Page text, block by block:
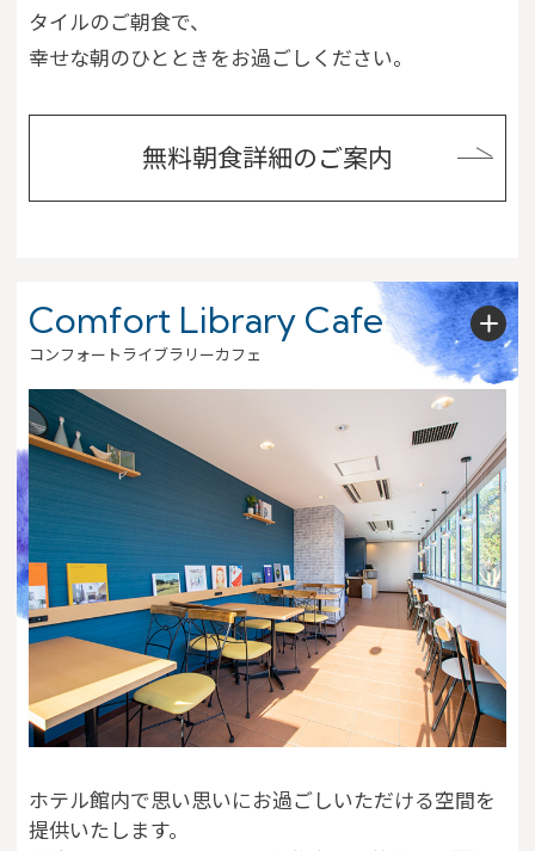
タイルのご朝食で、
幸せな朝のひとときをお過ごしください。
無料朝食詳細のご案内
Comfort Library Cafe
コンフォートライブラリーカフェ
ホテル館内で思い思いにお過ごしいただける空間を
提供いたします。